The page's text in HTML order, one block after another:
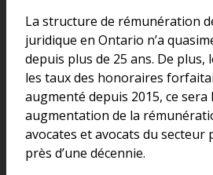
La structure de rémunération
juridique en Ontario n’a
depuis plus de 25 ans. De
les taux des honoraires
augmenté depuis 2015, ce sera
augmentation de la
avocates et avocats du secteur
près d’une décennie.